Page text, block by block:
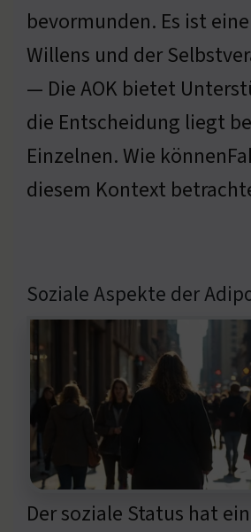
bevormunden. Es ist
Willens und der
— Die AOK bietet
die Entscheidung liegt
Einzelnen. Wie
diesem Kontext
Soziale Aspekte der
Der soziale Status hat